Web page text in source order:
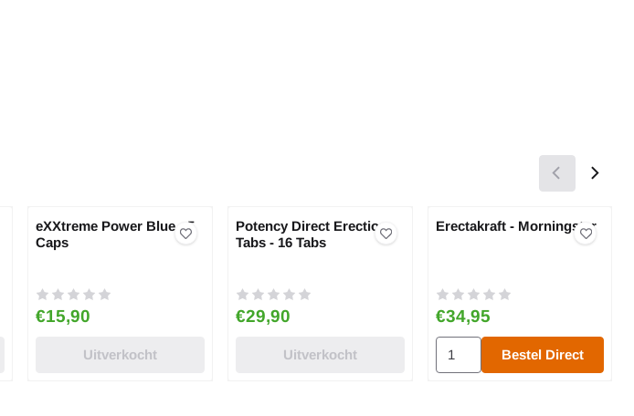
eXXtreme Power Blue - 5
Caps
Prijs: 15,90
€15,90
Uitverkocht
Potency Direct Erection
Tabs - 16 Tabs
Prijs: 29,90
€29,90
Uitverkocht
Erectakraft - Morningstar
Prijs: 34,95
€34,95
Aantal kiezen voor Erectakraft -
Bestel Direct